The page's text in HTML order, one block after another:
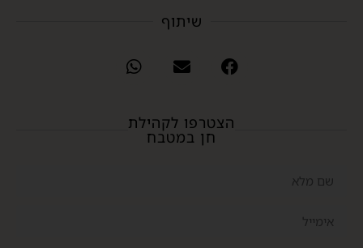
שיתוף
הצטרפו לקהילת
חן במטבח